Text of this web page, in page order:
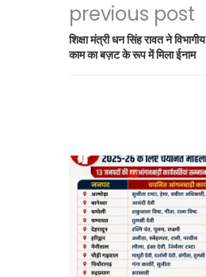
previous post
शिक्षा मंत्री धन सिंह रावत ने
काम का बज़ट के रूप में मिला ईनाम